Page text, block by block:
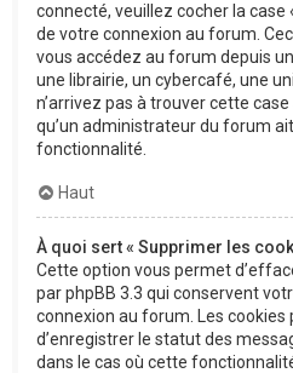
connecté, veuillez cocher la case
de votre connexion au forum.
vous accédez au forum depuis
une librairie, un cybercafé, une
n’arrivez pas à trouver cette
qu’un administrateur du forum
fonctionnalité.
Haut
À quoi sert « Supprimer les
Cette option vous permet
par phpBB 3.3 qui conservent
connexion au forum. Les
d’enregistrer le statut des
dans le cas où cette